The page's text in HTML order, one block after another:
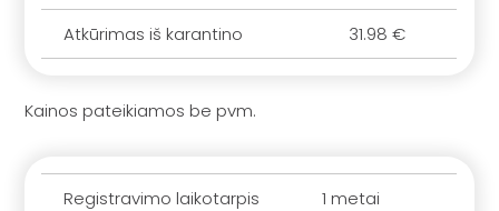
Atkūrimas iš karantino 31.98 €
Kainos pateikiamos be pvm.
Registravimo laikotarpis 1 metai